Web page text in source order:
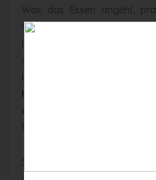
Was das Essen angeht,
Garage wohltuend
Experimente muss man hier
glänzt die Speisekarte von
bewährter
Hausgemachter Hackbraten
and Cheese
sind genau die
für lange Ausflugstage.
Stolz ist die Küche auch auf